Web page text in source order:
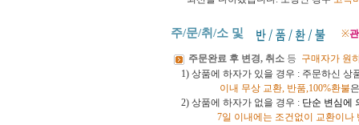
주/문/취/소 및 ※
주문완료 후 변경, 취소 등 구매자가 원
1) 상품에 하자가 있을 경우 : 주문하신 상
이내 무상 교환, 반품,100%환불
2) 상품에 하자가 없을 경우 : 단순 변심에
7일 이내에는 조건없이 교환이나